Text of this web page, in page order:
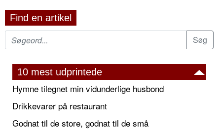
Find en artikel
10 mest udprintede
Hymne tilegnet min vidunderlige husbond
Drikkevarer på restaurant
Godnat til de store, godnat til de små